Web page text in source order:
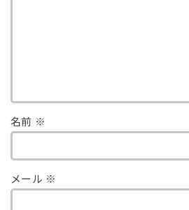
名前 ※
メール ※